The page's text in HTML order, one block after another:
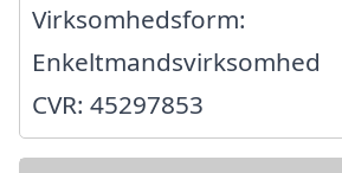
Virksomhedsform:
Enkeltmandsvirksomhed
CVR: 45297853